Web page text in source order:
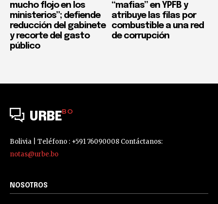
mucho flojo en los
ministerios”; defiende
reducción del gabinete
y recorte del gasto
público
“mafias” en YPFB y
atribuye las filas por
combustible a una red
de corrupción
URBEBO
Bolivia | Teléfono : +591 76090008 Contáctanos:
notas@urbe.bo
NOSOTROS